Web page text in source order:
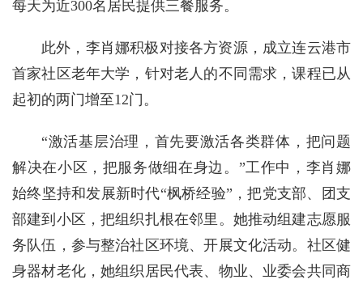
每天为近300名居民提供三餐服务。
此外，李肖娜积极对接各方资源，成立连云港市
首家社区老年大学，针对老人的不同需求，课程已从
起初的两门增至12门。
“激活基层治理，首先要激活各类群体，把问题
解决在小区，把服务做细在身边。”工作中，李肖娜
始终坚持和发展新时代“枫桥经验”，把党支部、团支
部建到小区，把组织扎根在邻里。她推动组建志愿服
务队伍，参与整治社区环境、开展文化活动。社区健
身器材老化，她组织居民代表、物业、业委会共同商